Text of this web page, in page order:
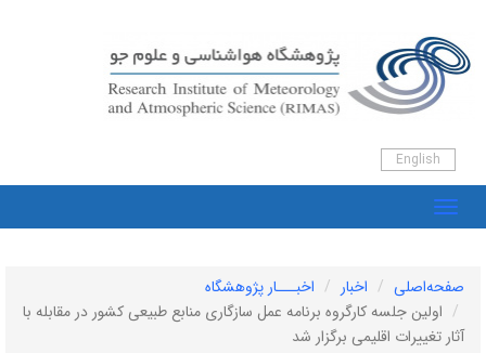
English
صفحه‌اصلی اخبار
اخبـــار پژوهشگاه
اولین جلسه کارگروه برنامه عمل سازگاری منابع طبیعی کشور در مقابله با
آثار تغییرات اقلیمی برگزار شد